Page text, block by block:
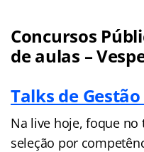
Concursos
de aulas –
Talks de
Na live hoje, foque no
seleção por